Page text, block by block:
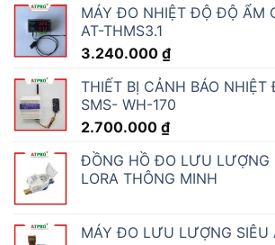
MÁY ĐO NHIỆT ĐỘ ĐỘ ẨM
AT-THMS3.1
3.240.000 ₫
THIẾT BỊ CẢNH BÁO
SMS- WH-170
2.700.000 ₫
ĐỒNG HỒ ĐO LƯU
LORA THÔNG MINH
MÁY ĐO LƯU LƯỢNG SIÊU